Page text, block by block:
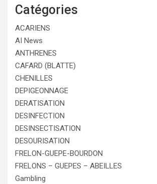
Catégories
ACARIENS
AI News
ANTHRENES
CAFARD (BLATTE)
CHENILLES
DEPIGEONNAGE
DERATISATION
DESINFECTION
DESINSECTISATION
DESOURISATION
FRELON-GUEPE-BOURDON
FRELONS – GUEPES – ABEILLES
Gambling